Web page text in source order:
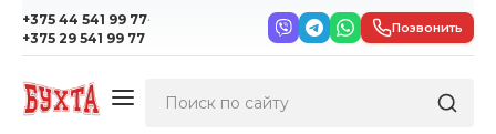
+375 44 541 99 77·
+375 29 541 99 77
Позвонить